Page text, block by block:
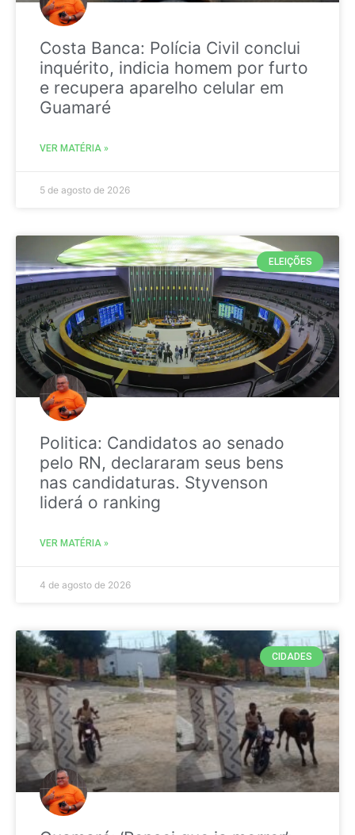
Costa Banca: Polícia Civil conclui
inquérito, indicia homem por furto
e recupera aparelho celular em
Guamaré
VER MATÉRIA »
5 de agosto de 2026
ELEIÇÕES
Politica: Candidatos ao senado
pelo RN, declararam seus bens
nas candidaturas. Styvenson
liderá o ranking
VER MATÉRIA »
4 de agosto de 2026
CIDADES